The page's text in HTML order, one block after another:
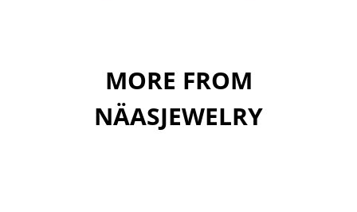
MORE FROM
NÄASJEWELRY